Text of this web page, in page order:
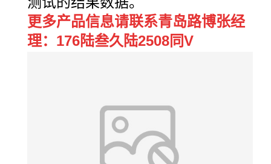
更多产品信息请联系青岛路博张经
理：176陆叁久陆2508同V